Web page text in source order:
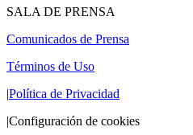
SALA DE PRENSA
Comunicados de Prensa
Términos de Uso
|Política de Privacidad
|Configuración de cookies